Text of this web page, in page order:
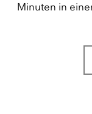
Minuten in